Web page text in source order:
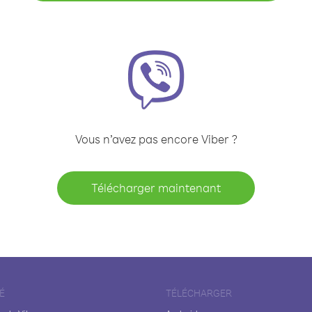
Vous n’avez pas encore Viber ?
Télécharger maintenant
TÉLÉCHARGER